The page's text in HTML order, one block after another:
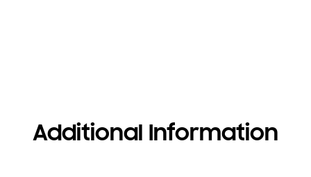
Additional Information